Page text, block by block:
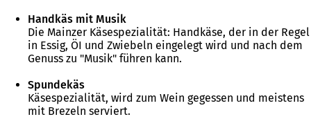
Handkäs mit Musik
Die Mainzer Käsespezialität: Handkäse, der in der Regel
in Essig, ÖI und Zwiebeln eingelegt wird und nach dem
Genuss zu "Musik" führen kann.
Spundekäs
Käsespezialität, wird zum Wein gegessen und meistens
mit Brezeln serviert.